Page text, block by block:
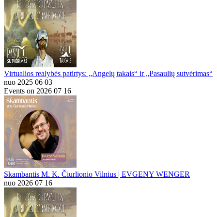
Virtualios realybės patirtys: „Angelų takais“ ir „Pasaulių sutvėrimas“
nuo 2025 06 03
Events on 2026 07 16
Skambantis M. K. Čiurlionio Vilnius | EVGENY WENGER
nuo 2026 07 16